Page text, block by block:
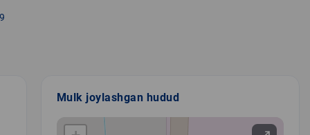
Mulk joylashgan hudud